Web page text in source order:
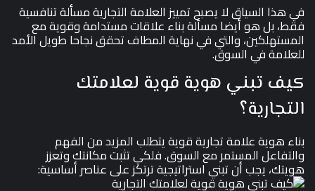
في هذا السياق لا يصبح تمييز العلامة التجارية مسألة تنافسية
فقط، بل هو أيضا مسألة بناء علاقات مستدامة وقوية مع
المستهلكين، والتي في نهاية المطاف تحقق نجاحا طويل الأمد
للعلامة في السوق.
كيف تبني هوية قوية لعلامتك
التجارية؟
بناء هوية علامة تجارية قوية يتطلب المزيد من الفهم
والتفاعل المستمر مع السوق. فلكي تثبت مكانتك وتعزز
هويتك، يجب أن تبني استراتيجية ترتكز على عناصر أساسية: